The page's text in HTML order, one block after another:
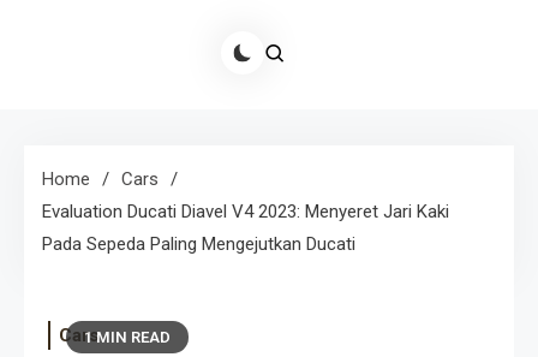
Home
Cars
Evaluation Ducati Diavel V4 2023: Menyeret Jari Kaki
Pada Sepeda Paling Mengejutkan Ducati
1 MIN READ
Cars